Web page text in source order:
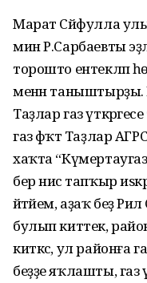
Марат Сәйфулла
мин Р.Сарбаевты
торошто ентекләп
менән
Таҙлар газ
газ фәҡәт Таҙлар
хаҡта
бер нисә тапҡыр
әйтәйем, аҙаҡ беҙ
булып киттек,
киткәс, ул районға газ
беҙҙе яҡлашты, газ